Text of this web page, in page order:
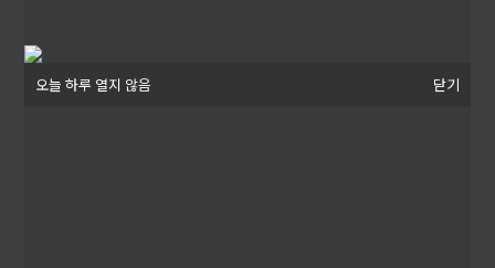
오늘 하루 열지 않음 닫기
오늘 하루 열지 않음 닫기